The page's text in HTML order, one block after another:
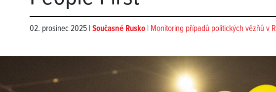
02. prosinec 2025 | Současné Rusko | Monitoring případů politických vězňů v